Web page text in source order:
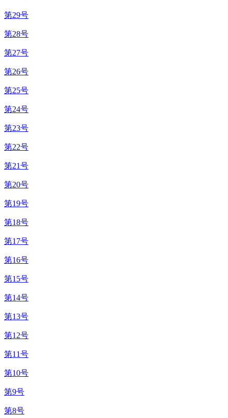
第29号
第28号
第27号
第26号
第25号
第24号
第23号
第22号
第21号
第20号
第19号
第18号
第17号
第16号
第15号
第14号
第13号
第12号
第11号
第10号
第9号
第8号